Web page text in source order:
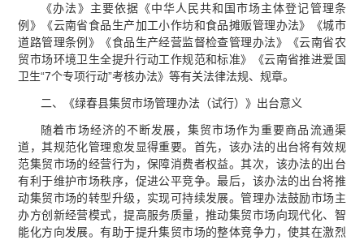
《办法》主要依据《中华人民共和国市场主体登记管理条
例》《云南省食品生产加工小作坊和食品摊贩管理办法》《城市
道路管理条例》《食品生产经营监督检查管理办法》《云南省农
贸市场环境卫生全提升行动工作规范和标准》《云南省推进爱国
卫生“7个专项行动”考核办法》等有关法律法规、规章。
二、《绿春县集贸市场管理办法（试行）》出台意义
随着市场经济的不断发展，集贸市场作为重要商品流通渠
道，其规范化管理愈发显得重要。首先，该办法的出台将有效规
范集贸市场的经营行为，保障消费者权益。其次，该办法的出台
有利于维护市场秩序，促进公平竞争。最后，该办法的出台将推
动集贸市场的转型升级，实现可持续发展。管理办法鼓励市场主
办方创新经营模式，提高服务质量，推动集贸市场向现代化、智
能化方向发展。有助于提升集贸市场的整体竞争力，使其在激烈